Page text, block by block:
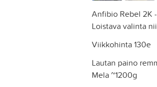
Anfibio Rebel 2K
Loistava valinta
Viikkohinta 130e
Lautan paino
Mela ~1200g